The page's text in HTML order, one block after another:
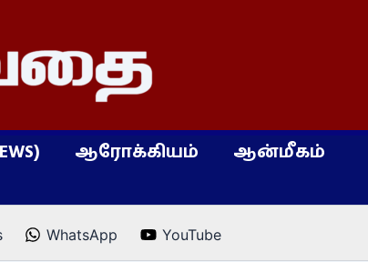
ஆரோக்கியம்
ஆன்மீகம்
WhatsApp YouTube